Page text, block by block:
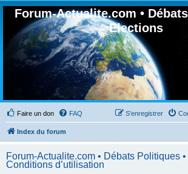
Forum-Actualite.com •
Elections
Faire un don FAQ S’enregistrer
Index du forum
Forum-Actualite.com • Débats Politiques
Conditions d’utilisation